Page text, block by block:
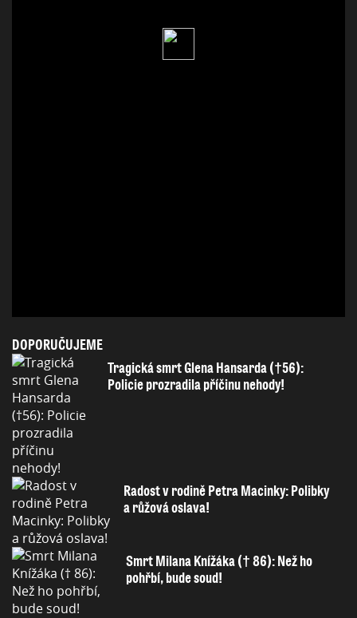
DOPORUČUJEME
Tragická smrt Glena Hansarda (†56):
Policie prozradila příčinu nehody!
Radost v rodině Petra Macinky: Polibky
a růžová oslava!
Smrt Milana Knížáka († 86): Než ho
pohřbí, bude soud!